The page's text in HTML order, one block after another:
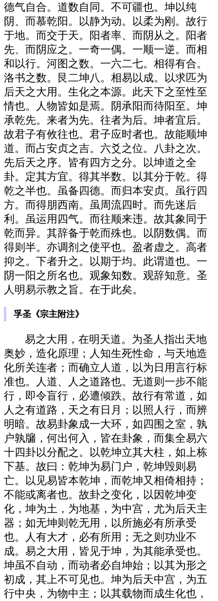
德气自合。道数自同。不可疆也。坤以纯
阴、而慕乾阳。以静为动。以柔为刚。故行
于地。而交于天。阳者率、而阴从之。阳者
先、而阴应之。一奇一偶。一顺一逆。而相
和以行。河图之数。一六二七。相得有合。
洛书之数。艮二坤八。相易以成。以求匹为
后天之大用。生化之本源。此天下之至性至
情也。人物皆如是焉。阴承阳而待阳至。坤
承乾先。来者为先。往者为后。坤者宜后。
故君子有攸往也。君子应时者也。故能顺坤
道。而占安贞之吉。六爻之位。八卦之次。
先后天之序。皆有四方之分。以坤道之全
卦。定其方宜。得其半数。以其分于乾。得
乾之半也。虽备四德。而归本安贞。虽行四
方。而得朋西南。虽周流四时。而先迷后
利。虽运用四气。而往顺来违。故其象同于
乾而异。其辞备于乾而殊也。以阴数偶。而
得则半。亦调剂之使平也。盈者虚之。高者
抑之。下者升之。以期于均。此谓道也。一
阴一阳之所名也。观象知数。观辞知意。圣
人明易示教之旨。在于此矣。
孚圣《宗主附注》
易之大用，在明天道。为圣人指出天地
奥妙，造化原理；人知生死性命，与天地造
化所关连者；而确立人道，以为日用言行标
准也。人道、人之道路也。无道则一步不能
行，即令盲行，必遭倾跌。故行有常道，如
人之有道路，天之有日月；以照人行，而辨
明暗。故易卦象成一大环，如四围之室，孰
户孰牖，何出何入，皆在卦象，而集全易六
十四卦以分配之。以乾坤立其大柱，如上栋
下基。故曰：乾坤为易门户，乾坤毁则易
亡。以见易皆本乾坤，而乾坤又相倚相持；
不能或离者也。故卦之变化，以因乾坤变
化，坤为土，为地基，为中宫，尤为后天主
器；如无坤则乾无用，以所施必有所承受
也。人有大才，必有所用；无之则功业不
成。易之大用，皆见于坤，为其能承受也。
坤虽不自动，而动者必自坤始；以其为形之
初成，其上不可见也。坤为后天中宫，为五
行中央，为物中主；以其载物而成生化也，